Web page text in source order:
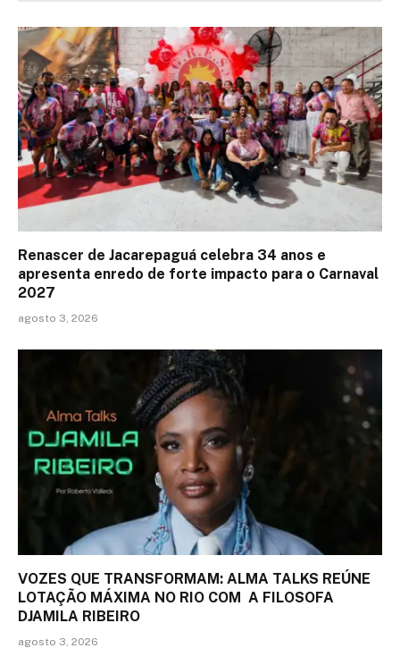
Renascer de Jacarepaguá celebra 34 anos e
apresenta enredo de forte impacto para o Carnaval
2027
agosto 3, 2026
VOZES QUE TRANSFORMAM: ALMA TALKS REÚNE
LOTAÇÃO MÁXIMA NO RIO COM A FILOSOFA
DJAMILA RIBEIRO
agosto 3, 2026